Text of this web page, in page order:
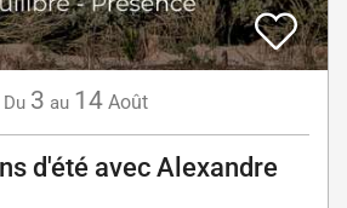
Du 3 au 14 Août
d'été avec Alexandre